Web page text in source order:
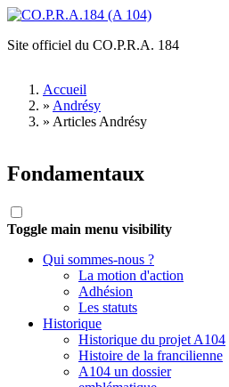
Aller au contenu principal
CO.P.R.A.184
(A 104)
Site officiel du CO.P.R.A. 184
Vous êtes ici
Accueil
» Andrésy
» Articles Andrésy
Fondamentaux
Toggle main menu visibility
Qui sommes-nous ?
La motion d'action
Adhésion
Les statuts
Historique
Historique du projet A104
Histoire de la francilienne
A104 un dossier